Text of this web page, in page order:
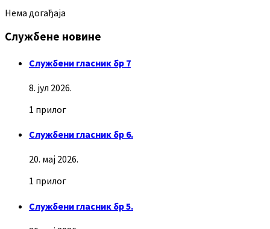
Нема догађаја
Службене новине
Службени гласник бр 7
8. јул 2026.
1 прилог
Службени гласник бр 6.
20. мај 2026.
1 прилог
Службени гласник бр 5.